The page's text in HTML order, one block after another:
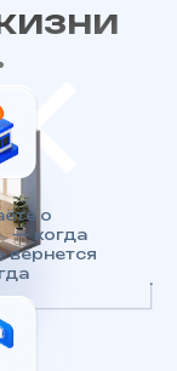
о
— когда
вернется